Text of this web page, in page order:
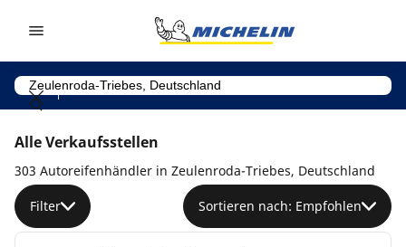
Alle Verkaufsstellen
303 Autoreifenhändler in Zeulenroda-Triebes, Deutschland
Filter Sortieren nach: Empfohlen